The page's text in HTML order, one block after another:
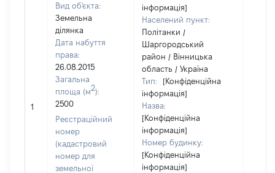
1
Вид об'єкта:
Земельна
ділянка
Дата набуття
права:
26.08.2015
Загальна
площа (м2):
2500
Реєстраційний
номер
(кадастровий
номер для
земельної
інформація]
Населений пункт:
Політанки /
Шаргородський
район / Вінницька
область / Україна
Тип:
[Конфіденційна
інформація]
Назва:
[Конфіденційна
інформація]
Номер будинку:
[Конфіденційна
інформація]